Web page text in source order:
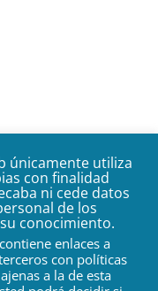
ACTAS Juntas
y Teams
Web Colegio Contacto
únicamente utiliza
con finalidad
ni cede datos
de los
conocimiento.
enlaces a
con políticas
a la de esta